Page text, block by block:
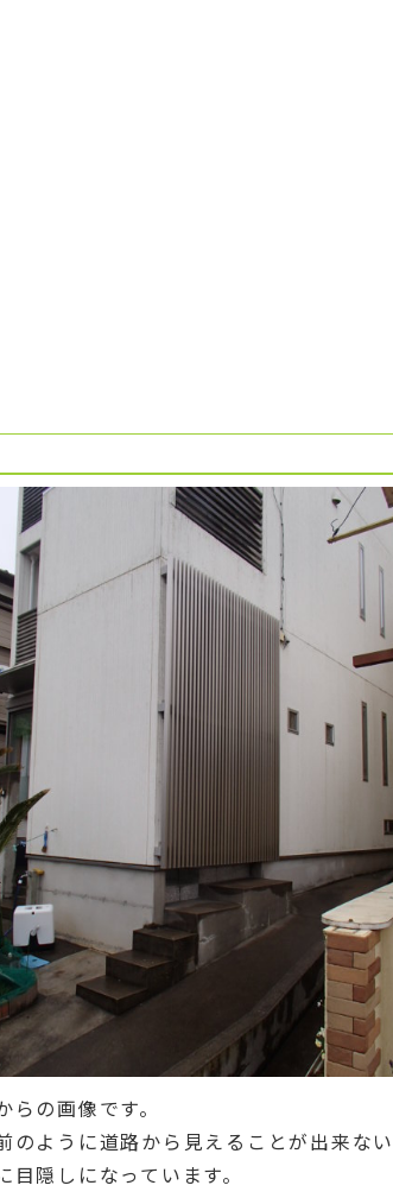
らの画像です。
のように道路から見えることが出来な
目隠しになっています。